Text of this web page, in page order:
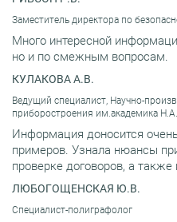
Заместитель директора по
Много интересной
но и по смежным вопросам.
КУЛАКОВА А.В.
Ведущий специалист, Научно-
приборостроения им.академика
Информация доносится
примеров. Узнала нюансы
проверке договоров, а
ЛЮБОГОЩЕНСКАЯ Ю.В.
Специалист-полиграфолог